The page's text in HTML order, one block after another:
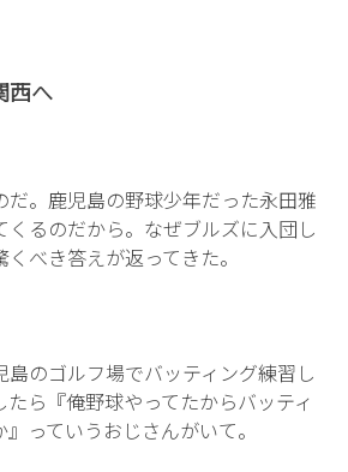
西へ
だ。鹿児島の野球少年だった永田雅
くるのだから。なぜブルズに入団し
べき答えが返ってきた。
島のゴルフ場でバッティング練習し
ら『俺野球やってたからバッティ
っていうおじさんがいて。